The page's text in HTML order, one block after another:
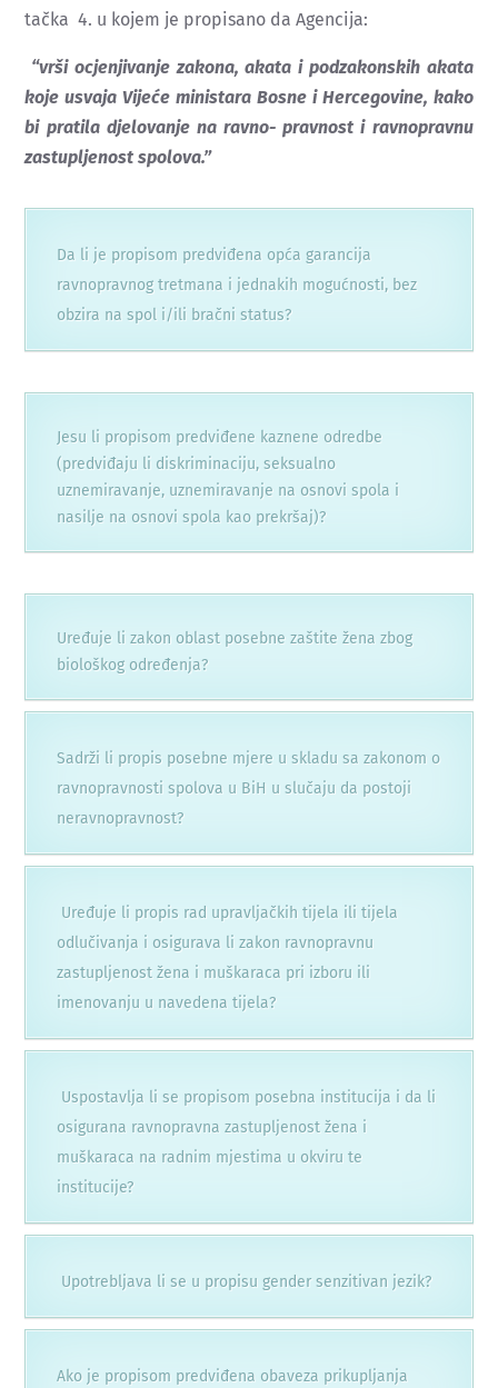
tačka 4. u kojem je propisano da Agencija:
“vrši ocjenjivanje zakona, akata i podzakonskih akata
koje usvaja Vijeće ministara Bosne i Hercegovine, kako
bi pratila djelovanje na ravno- pravnost i ravnopravnu
zastupljenost spolova.”
Da li je propisom predviđena opća garancija
ravnopravnog tretmana i jednakih mogućnosti, bez
obzira na spol i/ili bračni status?
Jesu li propisom predviđene kaznene odredbe
(predviđaju li diskriminaciju, seksualno
uznemiravanje, uznemiravanje na osnovi spola i
nasilje na osnovi spola kao prekršaj)?
Uređuje li zakon oblast posebne zaštite žena zbog
biološkog određenja?
Sadrži li propis posebne mjere u skladu sa zakonom o
ravnopravnosti spolova u BiH u slučaju da postoji
neravnopravnost?
Uređuje li propis rad upravljačkih tijela ili tijela
odlučivanja i osigurava li zakon ravnopravnu
zastupljenost žena i muškaraca pri izboru ili
imenovanju u navedena tijela?
Uspostavlja li se propisom posebna institucija i da li
osigurana ravnopravna zastupljenost žena i
muškaraca na radnim mjestima u okviru te
institucije?
Upotrebljava li se u propisu gender senzitivan jezik?
Ako je propisom predviđena obaveza prikupljanja